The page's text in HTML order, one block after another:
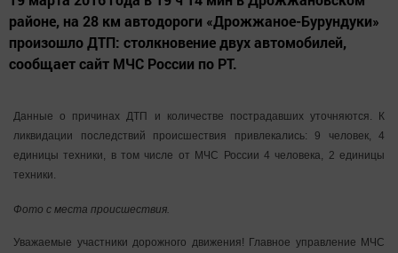
районе, на 28 км автодороги «Дрожжаное-Бурундуки»
произошло ДТП: столкновение двух автомобилей,
сообщает сайт МЧС России по РТ.
Данные о причинах ДТП и количестве пострадавших уточняются. К
ликвидации последствий происшествия привлекались: 9 человек, 4
единицы техники, в том числе от МЧС России 4 человека, 2 единицы
техники.
Фото с места происшествия.
Уважаемые участники дорожного движения! Главное управление МЧС